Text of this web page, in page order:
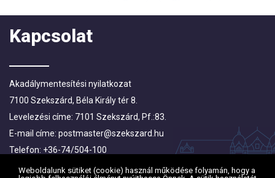
Weboldalunk sütiket (cookie) használ működése folyamán, hogy a
Kapcsolat
Akadálymentesítési nyilatkozat
7100 Szekszárd, Béla Király tér 8.
Levelezési címe: 7101 Szekszárd, Pf.:83.
E-mail címe: postmaster@szekszard.hu
Telefon: +36-74/504-100
Fax: +36-74/412-719; +36-74/510-251